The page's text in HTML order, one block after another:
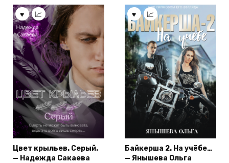
Цвет крыльев. Серый.
— Надежда Сакаева
Байкерша 2. На учёбе…
— Янышева Ольга